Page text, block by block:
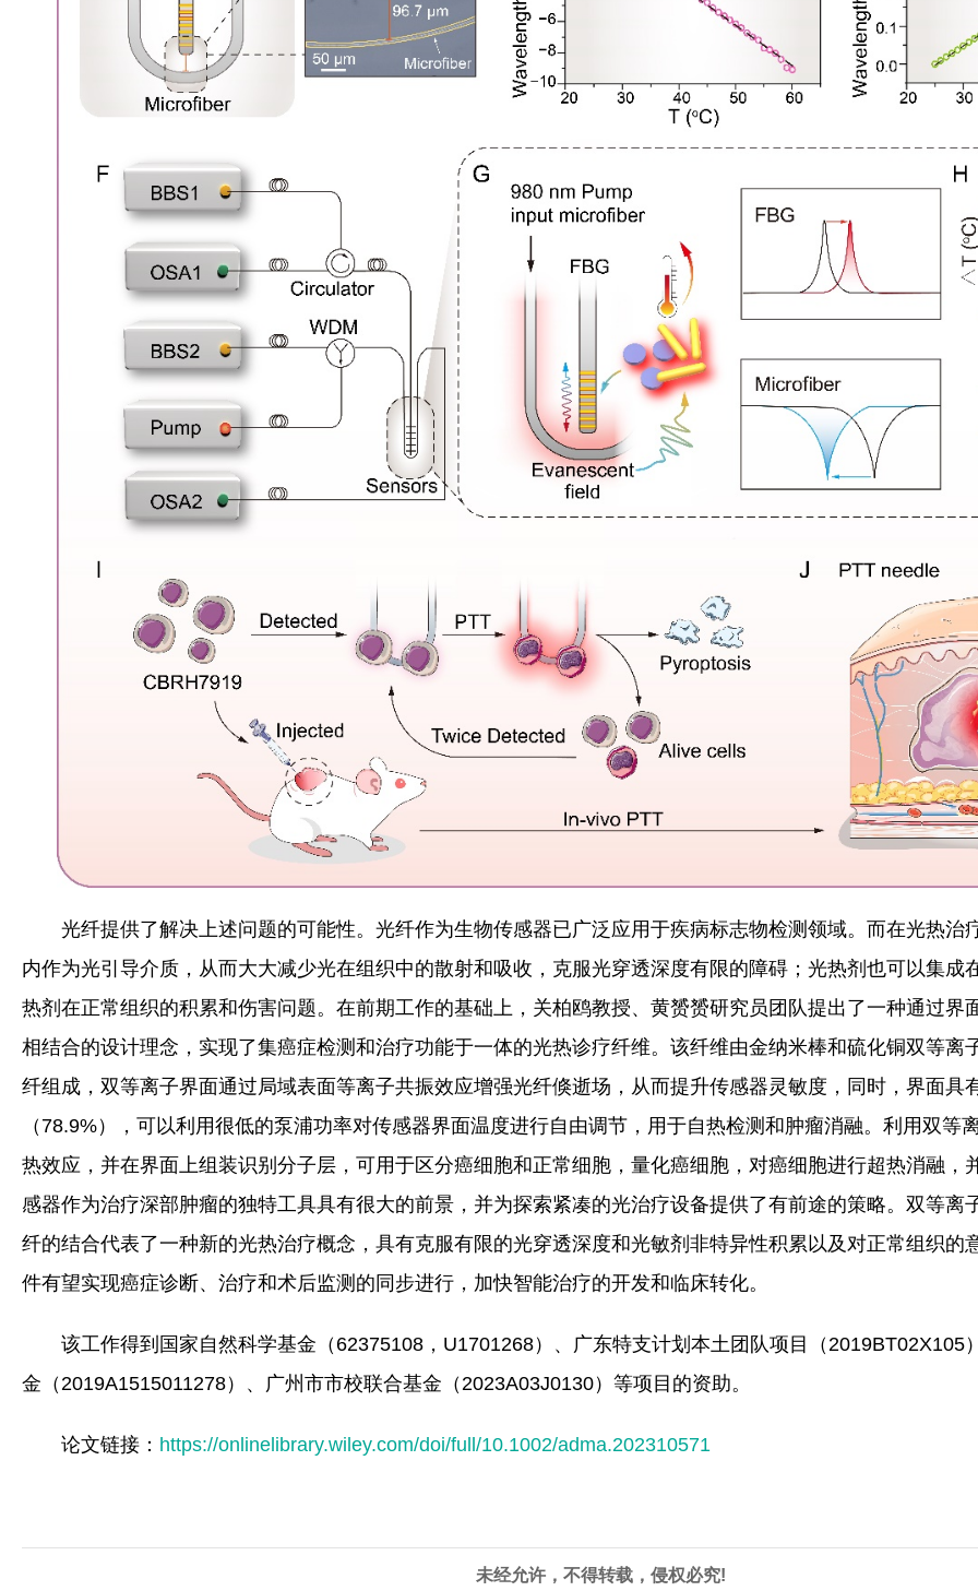
光纤提供了解决上述问题的可能性。光纤作为生物传感器已广泛应用于疾病标志物检测领域。而在光热治
内作为光引导介质，从而大大减少光在组织中的散射和吸收，克服光穿透深度有限的障碍；光热剂也可以集成
热剂在正常组织的积累和伤害问题。在前期工作的基础上，关柏鸥教授、黄赟赟研究员团队提出了一种通过界
相结合的设计理念，实现了集癌症检测和治疗功能于一体的光热诊疗纤维。该纤维由金纳米棒和硫化铜双等离
纤组成，双等离子界面通过局域表面等离子共振效应增强光纤倏逝场，从而提升传感器灵敏度，同时，界面具
（78.9%），可以利用很低的泵浦功率对传感器界面温度进行自由调节，用于自热检测和肿瘤消融。利用双等
热效应，并在界面上组装识别分子层，可用于区分癌细胞和正常细胞，量化癌细胞，对癌细胞进行超热消融，
感器作为治疗深部肿瘤的独特工具具有很大的前景，并为探索紧凑的光治疗设备提供了有前途的策略。双等离
纤的结合代表了一种新的光热治疗概念，具有克服有限的光穿透深度和光敏剂非特异性积累以及对正常组织的
件有望实现癌症诊断、治疗和术后监测的同步进行，加快智能治疗的开发和临床转化。
该工作得到国家自然科学基金（62375108，U1701268）、广东特支计划本土团队项目（2019BT02X105
金（2019A1515011278）、广州市市校联合基金（2023A03J0130）等项目的资助。
论文链接： https://onlinelibrary.wiley.com/doi/full/10.1002/adma.202310571
未经允许，不得转载，侵权必究!